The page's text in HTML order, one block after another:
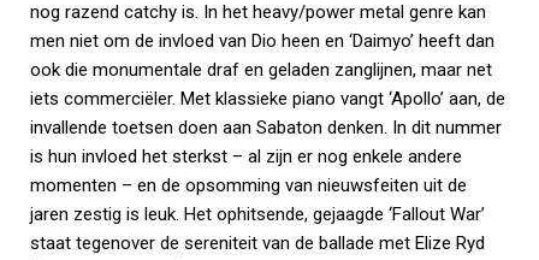
nog razend catchy is. In het heavy/power metal genre kan
men niet om de invloed van Dio heen en ‘Daimyo’ heeft dan
ook die monumentale draf en geladen zanglijnen, maar net
iets commerciëler. Met klassieke piano vangt ‘Apollo’ aan, de
invallende toetsen doen aan Sabaton denken. In dit nummer
is hun invloed het sterkst – al zijn er nog enkele andere
momenten – en de opsomming van nieuwsfeiten uit de
jaren zestig is leuk. Het ophitsende, gejaagde ‘Fallout War’
staat tegenover de sereniteit van de ballade met Elize Ryd